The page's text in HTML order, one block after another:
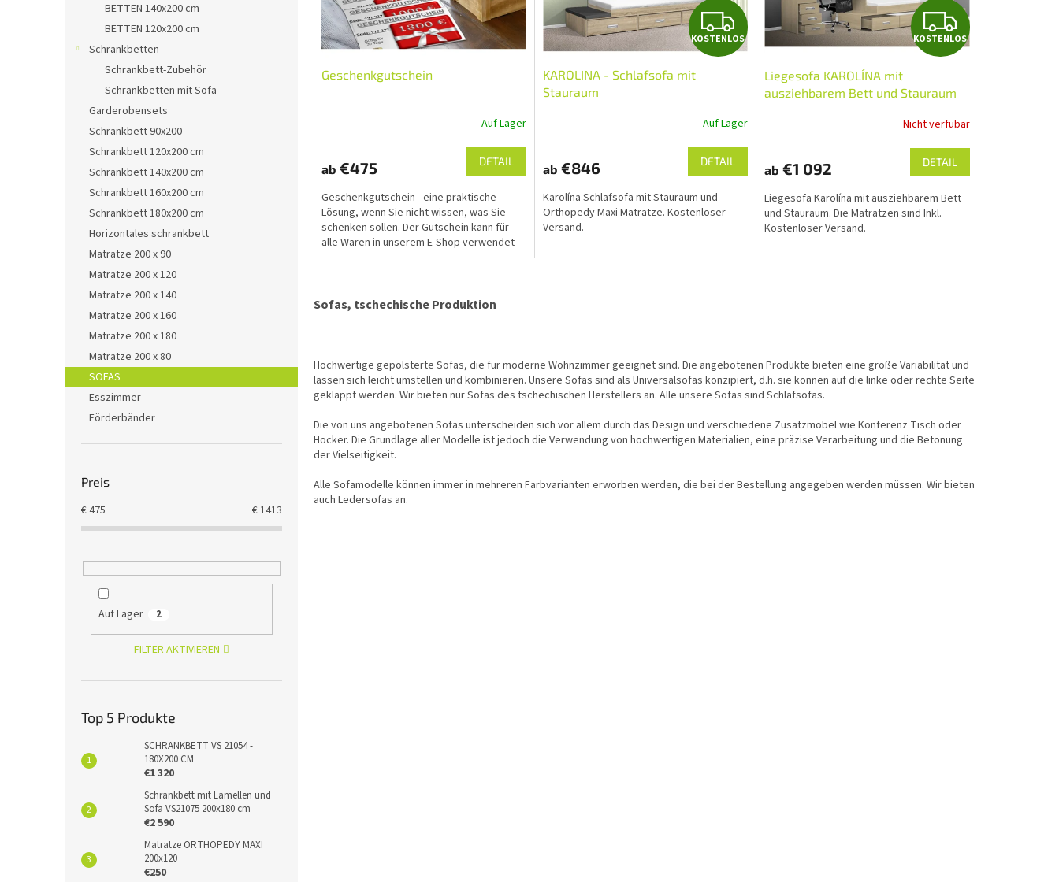
BETTEN 140x200 cm
BETTEN 120x200 cm
Schrankbetten
Schrankbett-Zubehör
Schrankbetten mit Sofa
Garderobensets
Schrankbett 90x200
Schrankbett 120x200 cm
Schrankbett 140x200 cm
Schrankbett 160x200 cm
Schrankbett 180x200 cm
Horizontales schrankbett
Matratze 200 x 90
Matratze 200 x 120
Matratze 200 x 140
Matratze 200 x 160
Matratze 200 x 180
Matratze 200 x 80
SOFAS
Esszimmer
Förderbänder
Preis
€475 €1413
Auf Lager 2
FILTER AKTIVIEREN
Top 5 Produkte
SCHRANKBETT VS 21054 -
180X200 CM
€1 320
Schrankbett mit Lamellen und
Sofa VS21075 200x180 cm
€2 590
Matratze ORTHOPEDY MAXI
200x120
€250
P
Geschenkgutschein
Auf Lager
ab €475 DETAIL
Geschenkgutschein - eine praktische
Lösung, wenn Sie nicht wissen, was Sie
schenken sollen. Der Gutschein kann für
alle Waren in unserem E-Shop verwendet
K
O
T
E
N
O
KOSTENLOS
KAROLINA - Schlafsofa mit
Stauraum
Auf Lager
ab €846 DETAIL
Karolína Schlafsofa mit Stauraum und
Orthopedy Maxi Matratze. Kostenloser
Versand.
K
O
T
E
N
KOSTENLOS
Liegesofa KAROLÍNA mit
ausziehbarem Bett und Stauraum
Nicht verfübar
ab €1 092 DETAIL
Liegesofa Karolína mit ausziehbarem Bett
und Stauraum. Die Matratzen sind Inkl.
Kostenloser Versand.
e
l
e
e
n
d
Sofas, tschechische Produktion
Hochwertige gepolsterte Sofas, die für moderne Wohnzimmer geeignet sind. Die angebotenen Produkte bieten eine große Variabilität und
lassen sich leicht umstellen und kombinieren. Unsere Sofas sind als Universalsofas konzipiert, d.h. sie können auf die linke oder rechte Seite
geklappt werden. Wir bieten nur Sofas des tschechischen Herstellers an. Alle unsere Sofas sind Schlafsofas.
Die von uns angebotenen Sofas unterscheiden sich vor allem durch das Design und verschiedene Zusatzmöbel wie Konferenz Tisch oder
Hocker. Die Grundlage aller Modelle ist jedoch die Verwendung von hochwertigen Materialien, eine präzise Verarbeitung und die Betonung
der Vielseitigkeit.
Alle Sofamodelle können immer in mehreren Farbvarianten erworben werden, die bei der Bestellung angegeben werden müssen. Wir bieten
auch Ledersofas an.